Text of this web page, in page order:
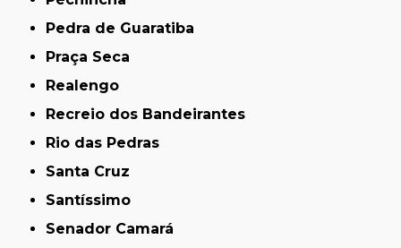
Pedra de Guaratiba
Praça Seca
Realengo
Recreio dos Bandeirantes
Rio das Pedras
Santa Cruz
Santíssimo
Senador Camará